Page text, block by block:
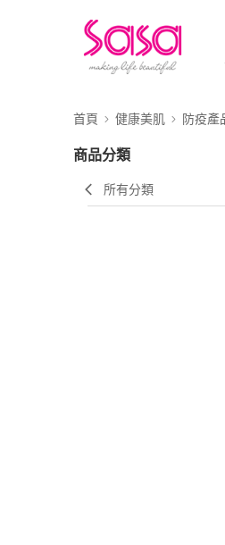
首頁 健康美肌 防疫產
商品分類
所有分類